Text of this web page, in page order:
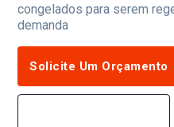
congelados para serem
demanda
Solicite Um Orçamento